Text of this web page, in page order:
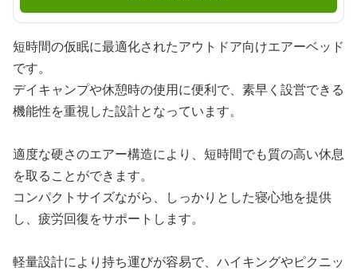
短時間の仮眠に最適化されたアウトドア向けエアーベッド
です。
デイキャンプや休憩時の使用に便利で、素早く設営できる
機能性を重視した設計となっています。
適度な硬さのエアー構造により、短時間でも質の高い休息
を取ることができます。
コンパクトサイズながら、しっかりとした寝心地を提供
し、疲労回復をサポートします。
軽量設計により持ち運びが容易で、ハイキングやピクニッ